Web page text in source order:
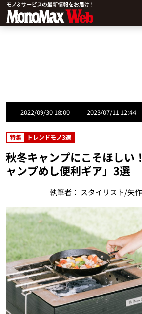
2022/09/30 18:00 2023/07/11 12:44
特集 トレンドモノ3選
秋冬キャンプにこそほしい
ャンプめし便利ギア」3選
執筆者： スタイリスト/矢